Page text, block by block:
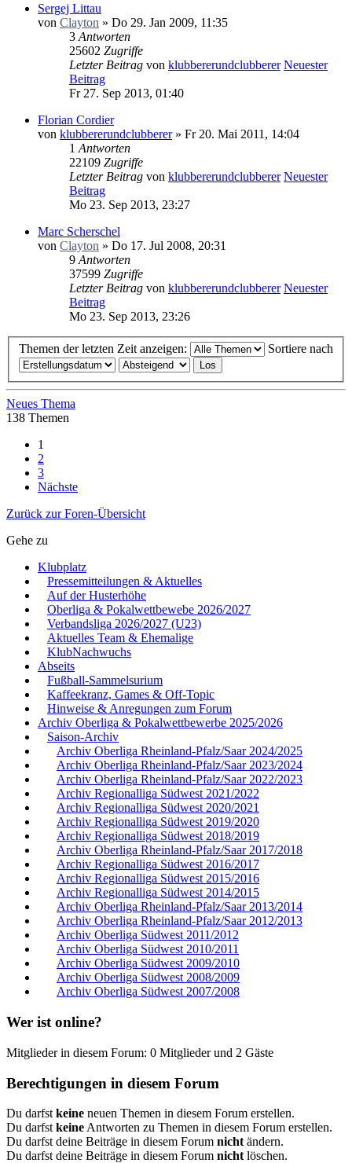
Sergej Littau
von Clayton » Do 29. Jan 2009, 11:35
3 Antworten
25602 Zugriffe
Letzter Beitrag von klubbererundclubberer Neuester
Beitrag
Fr 27. Sep 2013, 01:40
Florian Cordier
von klubbererundclubberer» Fr 20. Mai 2011, 14:04
1 Antworten
22109 Zugriffe
Letzter Beitrag von klubbererundclubberer Neuester
Beitrag
Mo 23. Sep 2013, 23:27
Marc Scherschel
von Clayton » Do 17. Jul 2008, 20:31
9 Antworten
37599 Zugriffe
Letzter Beitrag von klubbererundclubberer Neuester
Beitrag
Mo 23. Sep 2013, 23:26
Themen der letzten Zeit anzeigen: Sortiere nach
Neues Thema
138 Themen
1
2
3
Nächste
Zurück zur Foren-Übersicht
Gehe zu
Klubplatz
Pressemitteilungen & Aktuelles
Auf der Husterhöhe
Oberliga & Pokalwettbewebe 2026/2027
Verbandsliga 2026/2027 (U23)
Aktuelles Team & Ehemalige
KlubNachwuchs
Abseits
Fußball-Sammelsurium
Kaffeekranz, Games & Off-Topic
Hinweise & Anregungen zum Forum
Archiv Oberliga & Pokalwettbewerbe 2025/2026
Saison-Archiv
Archiv Oberliga Rheinland-Pfalz/Saar 2024/2025
Archiv Oberliga Rheinland-Pfalz/Saar 2023/2024
Archiv Oberliga Rheinland-Pfalz/Saar 2022/2023
Archiv Regionalliga Südwest 2021/2022
Archiv Regionalliga Südwest 2020/2021
Archiv Regionalliga Südwest 2019/2020
Archiv Regionalliga Südwest 2018/2019
Archiv Oberliga Rheinland-Pfalz/Saar 2017/2018
Archiv Regionalliga Südwest 2016/2017
Archiv Regionalliga Südwest 2015/2016
Archiv Regionalliga Südwest 2014/2015
Archiv Oberliga Rheinland-Pfalz/Saar 2013/2014
Archiv Oberliga Rheinland-Pfalz/Saar 2012/2013
Archiv Oberliga Südwest 2011/2012
Archiv Oberliga Südwest 2010/2011
Archiv Oberliga Südwest 2009/2010
Archiv Oberliga Südwest 2008/2009
Archiv Oberliga Südwest 2007/2008
Wer ist online?
Mitglieder in diesem Forum: 0 Mitglieder und 2 Gäste
Berechtigungen in diesem Forum
Du darfst keine neuen Themen in diesem Forum erstellen.
Du darfst keine Antworten zu Themen in diesem Forum erstellen.
Du darfst deine Beiträge in diesem Forum nicht ändern.
Du darfst deine Beiträge in diesem Forum nicht löschen.